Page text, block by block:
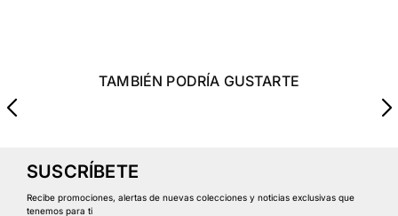
TAMBIÉN PODRÍA GUSTARTE
SUSCRÍBETE
Recibe promociones, alertas de nuevas colecciones y noticias exclusivas que
tenemos para ti